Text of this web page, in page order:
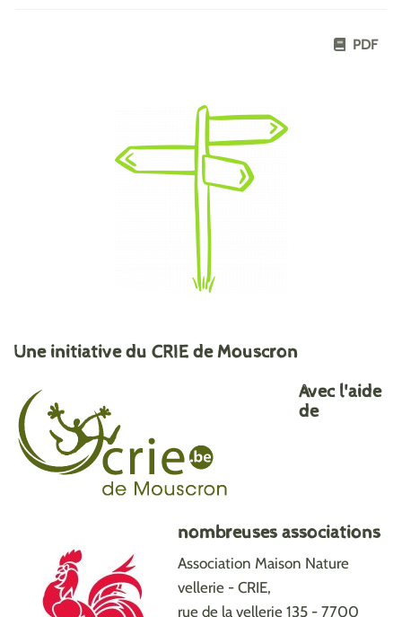
PDF
Une initiative du CRIE de Mouscron
Avec l'aide
de
nombreuses associations
Association Maison Nature
vellerie - CRIE,
rue de la vellerie 135 - 7700